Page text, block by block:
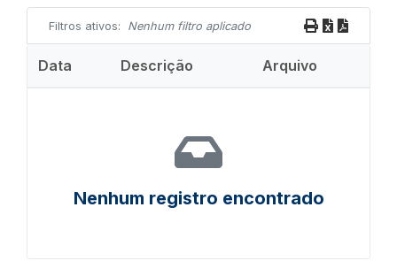
Filtros ativos: Nenhum filtro aplicado
Data Descrição Arquivo
Nenhum registro encontrado